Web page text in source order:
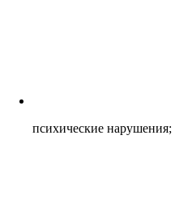
психические нарушения;